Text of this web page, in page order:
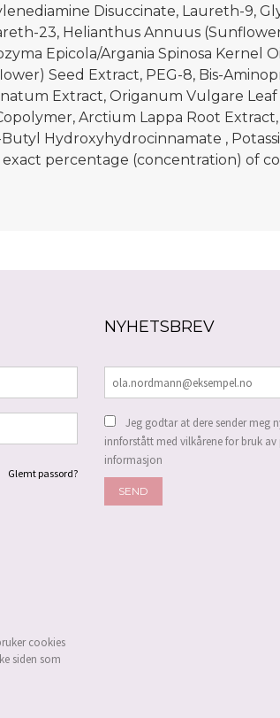
Disuccinate, Laureth-9,
23, Helianthus Annuus
Epicola/Argania Spinosa Kernel
Seed Extract, PEG-8, Bis-
Extract, Origanum Vulgare
Arctium Lappa Root
Hydroxyhydrocinnamate ,
percentage (concentration) of
Glemt passord?
NYHETSBREV
Jeg godtar at dere sender meg
innforstått med vilkårene for bruk av
informasjon
cookies
siden som